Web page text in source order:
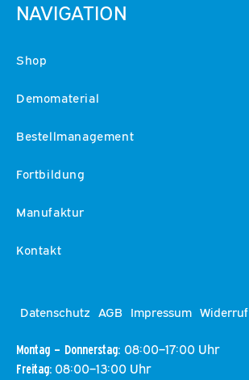
NAVIGATION
Shop
Demomaterial
Bestellmanagement
Fortbildung
Manufaktur
Kontakt
Datenschutz AGB Impressum Widerruf
Montag – Donnerstag: 08:00–17:00 Uhr
Freitag: 08:00–13:00 Uhr